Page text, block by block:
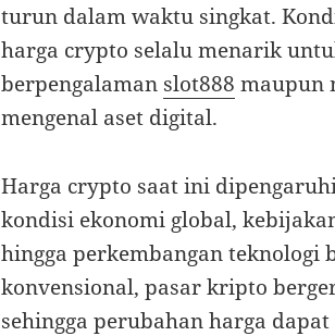
turun dalam waktu singkat.
harga crypto selalu menarik
berpengalaman slot888 maupun
mengenal aset digital.
Harga crypto saat ini
kondisi ekonomi global,
hingga perkembangan teknologi
konvensional, pasar kripto
sehingga perubahan harga